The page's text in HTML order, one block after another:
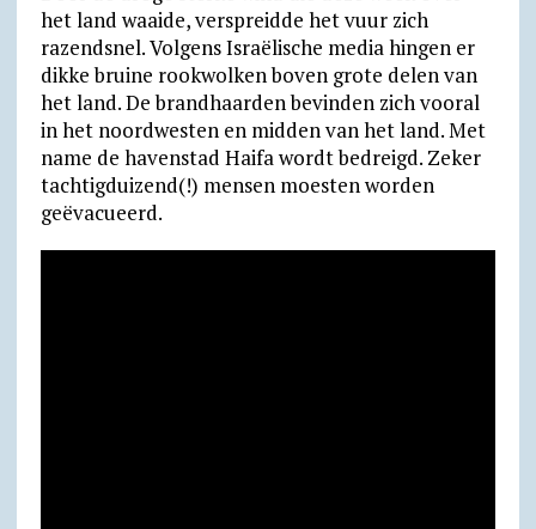
het land waaide, verspreidde het vuur zich
razendsnel. Volgens Israëlische media hingen er
dikke bruine rookwolken boven grote delen van
het land. De brandhaarden bevinden zich vooral
in het noordwesten en midden van het land. Met
name de havenstad Haifa wordt bedreigd. Zeker
tachtigduizend(!) mensen moesten worden
geëvacueerd.